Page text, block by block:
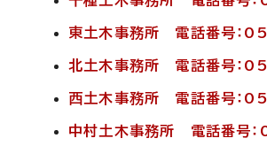
東土木事務所 電話番号
北土木事務所 電話番号：
西土木事務所 電話番号：
中村土木事務所 電話番号